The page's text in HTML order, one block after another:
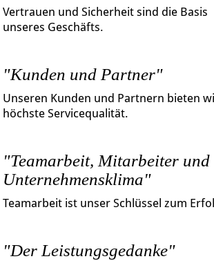
Vertrauen und Sicherheit sind die Basis
unseres Geschäfts.
"Kunden und Partner"
Unseren Kunden und Partnern bieten
höchste Servicequalität.
"Teamarbeit, Mitarbeiter und
Unternehmensklima"
Teamarbeit ist unser Schlüssel zum
"Der Leistungsgedanke"